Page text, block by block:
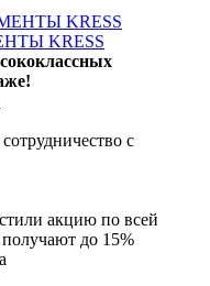
KRESS
с
акцию по всей
до 15%